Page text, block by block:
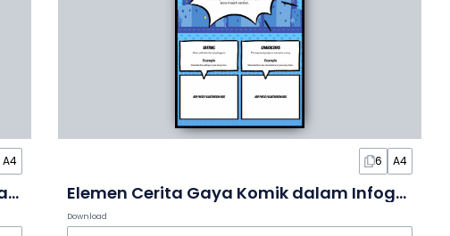
A4
Elemen Pastel Infografis Flowchart dalam Slide
6 A4
Elemen Cerita Gaya Komik dalam Infografis
Download